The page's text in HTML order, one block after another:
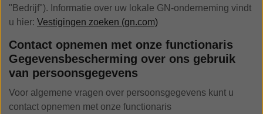
"Bedrijf"). Informatie over uw lokale GN-onderneming vindt
u hier: Vestigingen zoeken (gn.com)
Contact opnemen met onze functionaris
Gegevensbescherming over ons gebruik
van persoonsgegevens
Voor algemene vragen over persoonsgegevens kunt u
contact opnemen met onze functionaris